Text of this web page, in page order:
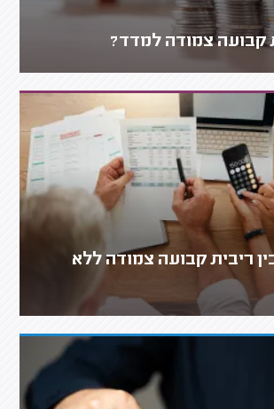
קבועה צמודה למדד?
ריבית קבועה צמודה ללא